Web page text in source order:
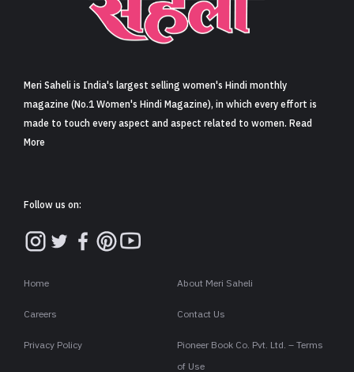
Meri Saheli is India's largest selling women's Hindi monthly
magazine (No.1 Women's Hindi Magazine), in which every effort is
made to touch every aspect and aspect related to women. Read
More
Follow us on:
Home About Meri Saheli
Careers Contact Us
Privacy Policy
Pioneer Book Co. Pvt. Ltd. – Terms
of Use